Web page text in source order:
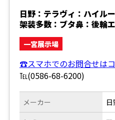
日野：テラヴィ：ハイル
架装多数：ブタ鼻：後輪
一宮展示場
☎スマホでのお問合せは
℡(0586-68-6200)
メーカー